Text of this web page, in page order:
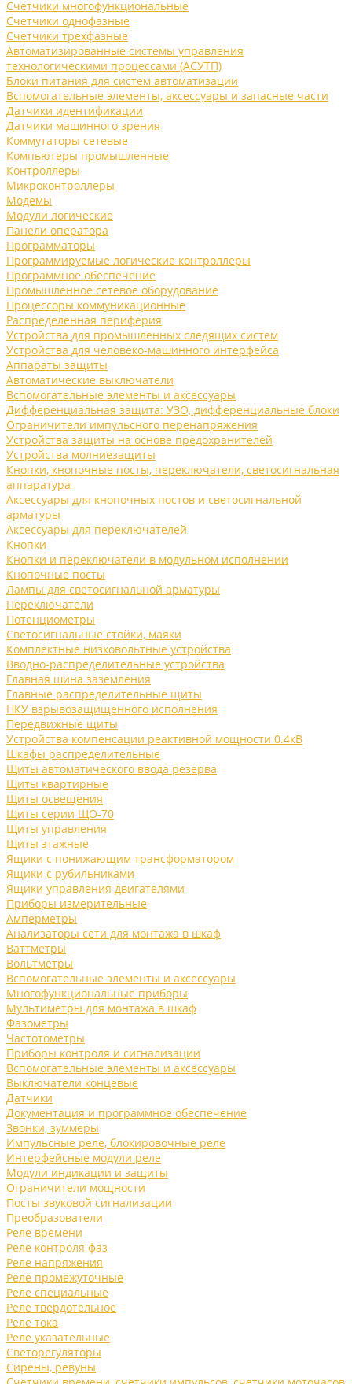
Счетчики многофункциональные
Счетчики однофазные
Счетчики трехфазные
Автоматизированные системы управления
технологическими процессами (АСУТП)
Блоки питания для систем автоматизации
Вспомогательные элементы, аксессуары и запасные части
Датчики идентификации
Датчики машинного зрения
Коммутаторы сетевые
Компьютеры промышленные
Контроллеры
Микроконтроллеры
Модемы
Модули логические
Панели оператора
Программаторы
Программируемые логические контроллеры
Программное обеспечение
Промышленное сетевое оборудование
Процессоры коммуникационные
Распределенная периферия
Устройства для промышленных следящих систем
Устройства для человеко-машинного интерфейса
Аппараты защиты
Автоматические выключатели
Вспомогательные элементы и аксессуары
Дифференциальная защита: УЗО, дифференциальные блоки
Ограничители импульсного перенапряжения
Устройства защиты на основе предохранителей
Устройства молниезащиты
Кнопки, кнопочные посты, переключатели, светосигнальная
аппаратура
Аксессуары для кнопочных постов и светосигнальной
арматуры
Аксессуары для переключателей
Кнопки
Кнопки и переключатели в модульном исполнении
Кнопочные посты
Лампы для светосигнальной арматуры
Переключатели
Потенциометры
Светосигнальные стойки, маяки
Комплектные низковольтные устройства
Вводно-распределительные устройства
Главная шина заземления
Главные распределительные щиты
НКУ взрывозащищенного исполнения
Передвижные щиты
Устройства компенсации реактивной мощности 0.4кВ
Шкафы распределительные
Щиты автоматического ввода резерва
Щиты квартирные
Щиты освещения
Щиты серии ЩО-70
Щиты управления
Щиты этажные
Ящики с понижающим трансформатором
Ящики с рубильниками
Ящики управления двигателями
Приборы измерительные
Амперметры
Анализаторы сети для монтажа в шкаф
Ваттметры
Вольтметры
Вспомогательные элементы и аксессуары
Многофункциональные приборы
Мультиметры для монтажа в шкаф
Фазометры
Частотометры
Приборы контроля и сигнализации
Вспомогательные элементы и аксессуары
Выключатели концевые
Датчики
Документация и программное обеспечение
Звонки, зуммеры
Импульсные реле, блокировочные реле
Интерфейсные модули реле
Модули индикации и защиты
Ограничители мощности
Посты звуковой сигнализации
Преобразователи
Реле времени
Реле контроля фаз
Реле напряжения
Реле промежуточные
Реле специальные
Реле твердотельное
Реле тока
Реле указательные
Светорегуляторы
Сирены, ревуны